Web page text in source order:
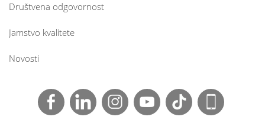
Društvena odgovornost
Jamstvo kvalitete
Novosti